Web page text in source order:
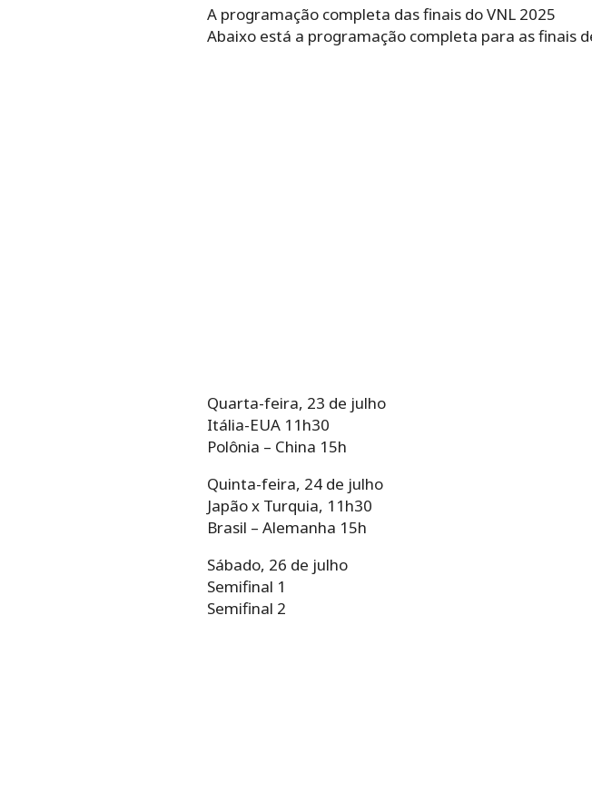
A programação completa das finais do VNL 2025
Abaixo está a programação completa para as finais
Quarta-feira, 23 de julho
Itália-EUA 11h30
Polônia – China 15h
Quinta-feira, 24 de julho
Japão x Turquia, 11h30
Brasil – Alemanha 15h
Sábado, 26 de julho
Semifinal 1
Semifinal 2